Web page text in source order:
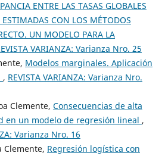
ENTRE LAS TASAS GLOBALES
CON LOS MÉTODOS
UN MODELO PARA LA
VARIANZA: Varianza Nro. 25
Modelos marginales. Aplicación
, REVISTA VARIANZA: Varianza Nro.
Clemente, Consecuencias de alta
en un modelo de regresión lineal ,
Varianza Nro. 16
Clemente, Regresión logística con